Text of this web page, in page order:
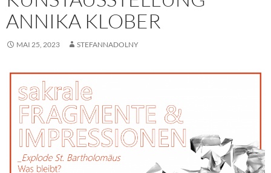
ANNIKA KLOBER
MAI 25, 2023 STEFANNADOLNY